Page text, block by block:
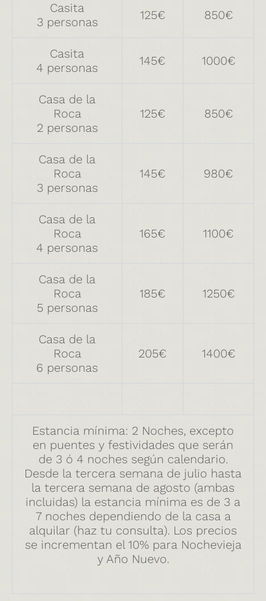
Casita
3 personas
125€ 850€
Casita
4 personas
145€ 1000€
Casa de la
Roca
2 personas
125€ 850€
Casa de la
Roca
3 personas
145€ 980€
Casa de la
Roca
4 personas
165€ 1100€
Casa de la
Roca
5 personas
185€ 1250€
Casa de la
Roca
6 personas
205€ 1400€
Estancia mínima: 2 Noches, excepto
en puentes y festividades que serán
de 3 ó 4 noches según calendario.
Desde la tercera semana de julio hasta
la tercera semana de agosto (ambas
incluidas) la estancia mínima es de 3 a
7 noches dependiendo de la casa a
alquilar (haz tu consulta). Los precios
se incrementan el 10% para Nochevieja
y Año Nuevo.